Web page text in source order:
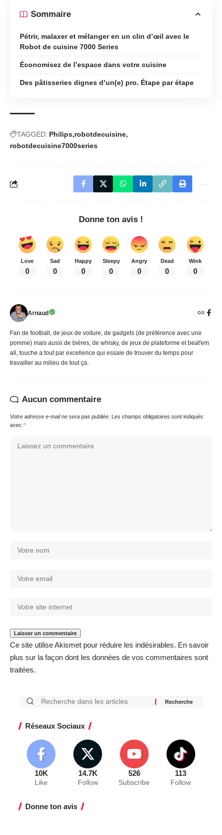
Sommaire
Pétrir, malaxer et mélanger en un clin d’œil avec le
Robot de cuisine 7000 Series
Économisez de l’espace dans votre cuisine
Des pâtisseries dignes d’un(e) pro. Étape par étape
TAGGED: Philips robotdecuisine
robotdecuisine7000series
Donne ton avis !
Love
0
Sad
0
Happy
0
Sleepy
0
Angry
0
Dead
0
Wink
0
Arnaud
Fan de football, de jeux de voiture, de gadgets (de préférence avec une
pomme) mais aussi de bières, de whisky, de jeux de plateforme et beat'em
all, touche a tout par excellence qui essaie de trouver du temps pour
travailler au milieu de tout ça.
Aucun commentaire
Votre adresse e-mail ne sera pas publiée.
Les champs obligatoires sont indiqués
avec *
Ce site utilise Akismet pour réduire les indésirables. En savoir
plus sur la façon dont les données de vos commentaires sont
traitées.
Réseaux Sociaux
10K
Like
14.7K
Follow
526
Subscribe
113
Follow
Donne ton avis